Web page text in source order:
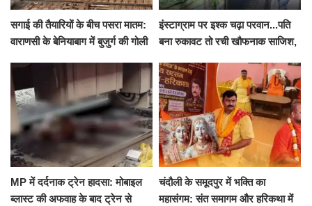
सगाई की तैयारियों के बीच पसरा मातम:
वाराणसी के बेनियाबाग में बुजुर्ग की गोली
इंस्टाग्राम पर इश्क चढ़ा परवान...पति
बना रुकावट तो रची खौफनाक साजिश,
के घाट
MP में दर्दनाक ट्रेन हादसा: मोबाइल
ब्लास्ट की अफवाह के बाद ट्रेन से
चंदौली के समूदपुर में भक्ति का
महासंगम: संत समागम और हरिकथा में